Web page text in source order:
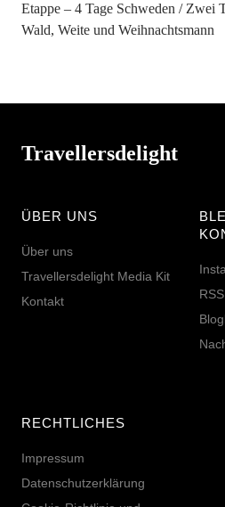
Etappe – 4 Tage Schweden
Zwei
Wald, Weite und Weihnachtsmann
Travellersdelight
ÜBER UNS
Über uns
Travellersdelight Media Kit
Kontakt
RECHTLICHES
Impressum
Datenschutzerklärung